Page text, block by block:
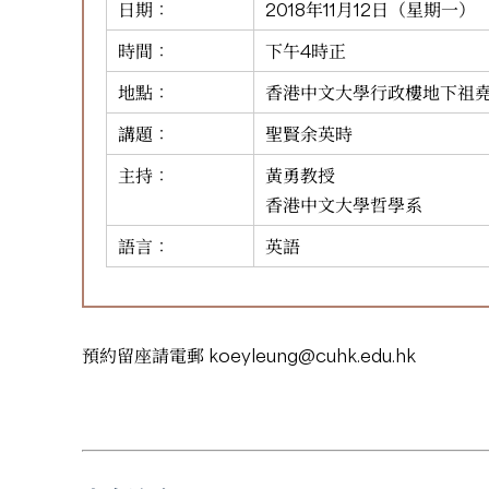
日期：
2018年11月12日（星期一）
時間：
下午4時正
地點：
香港中文大學行政樓地下祖
講題：
聖賢余英時
主持：
黃勇教授
香港中文大學哲學系
語言：
英語
預約留座請電郵 koeyleung@cuhk.edu.hk